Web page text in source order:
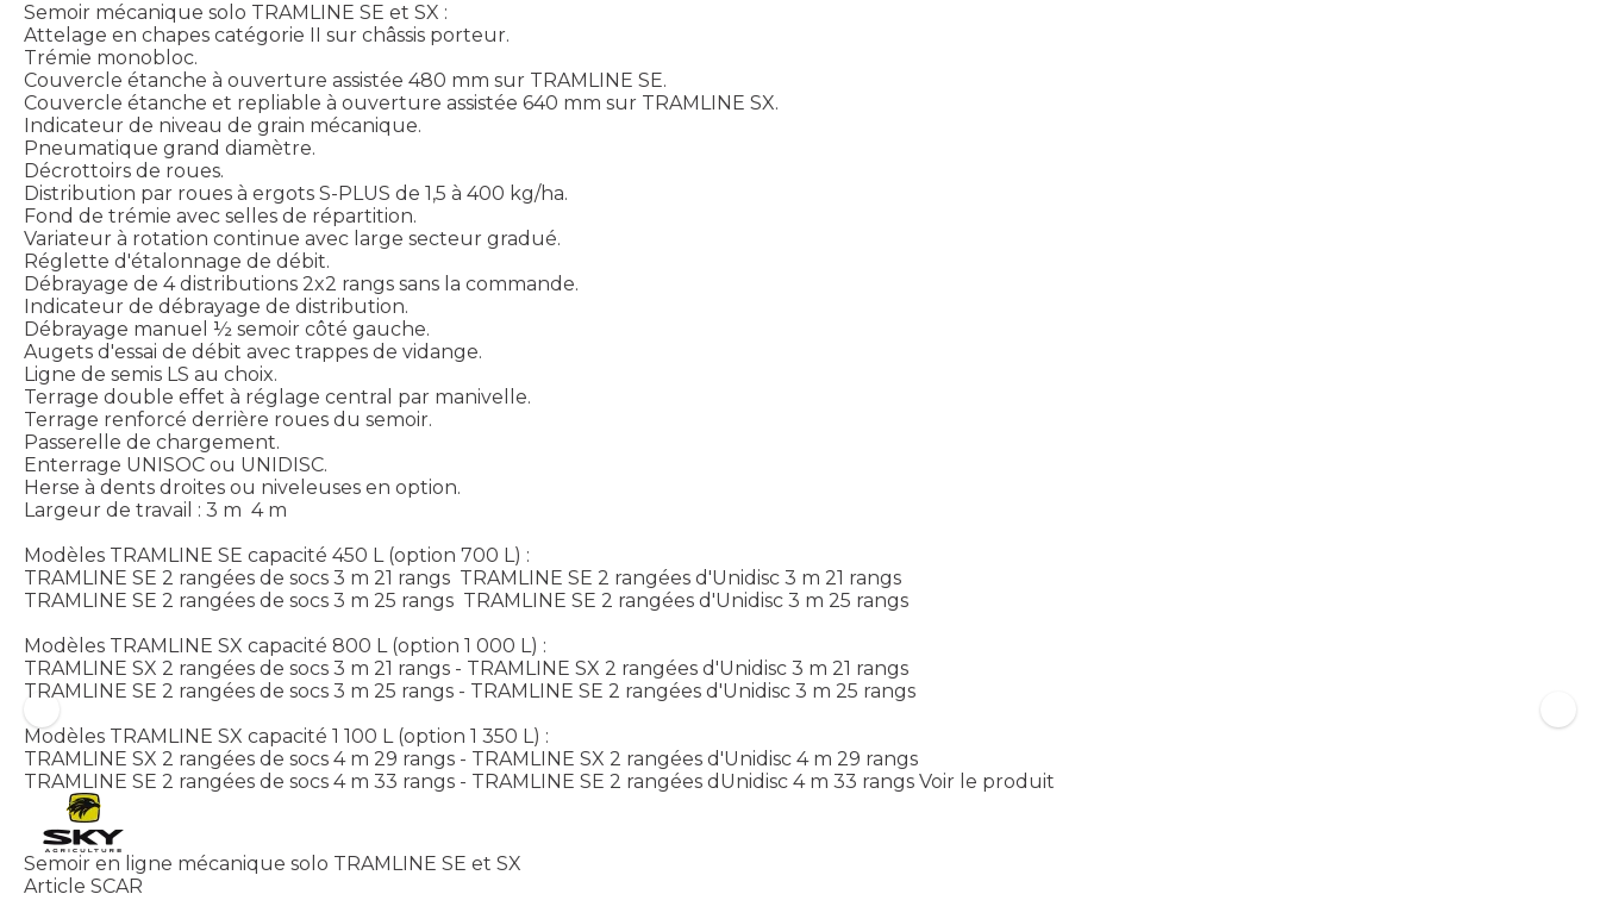
Semoir mécanique solo TRAMLINE SE et SX :
Attelage en chapes catégorie II sur châssis porteur.
Trémie monobloc.
Couvercle étanche à ouverture assistée 480 mm sur TRAMLINE SE.
Couvercle étanche et repliable à ouverture assistée 640 mm sur TRAMLINE SX.
Indicateur de niveau de grain mécanique.
Pneumatique grand diamètre.
Décrottoirs de roues.
Distribution par roues à ergots S-PLUS de 1,5 à 400 kg/ha.
Fond de trémie avec selles de répartition.
Variateur à rotation continue avec large secteur gradué.
Réglette d'étalonnage de débit.
Débrayage de 4 distributions 2x2 rangs sans la commande.
Indicateur de débrayage de distribution.
Débrayage manuel ½ semoir côté gauche.
Augets d'essai de débit avec trappes de vidange.
Ligne de semis LS au choix.
Terrage double effet à réglage central par manivelle.
Terrage renforcé derrière roues du semoir.
Passerelle de chargement.
Enterrage UNISOC ou UNIDISC.
Herse à dents droites ou niveleuses en option.
Largeur de travail : 3 m  4 m
Modèles TRAMLINE SE capacité 450 L (option 700 L) :
TRAMLINE SE 2 rangées de socs 3 m 21 rangs  TRAMLINE SE 2 rangées d'Unidisc 3 m 21 rangs
TRAMLINE SE 2 rangées de socs 3 m 25 rangs  TRAMLINE SE 2 rangées d'Unidisc 3 m 25 rangs
Modèles TRAMLINE SX capacité 800 L (option 1 000 L) :
TRAMLINE SX 2 rangées de socs 3 m 21 rangs - TRAMLINE SX 2 rangées d'Unidisc 3 m 21 rangs
TRAMLINE SE 2 rangées de socs 3 m 25 rangs - TRAMLINE SE 2 rangées d'Unidisc 3 m 25 rangs
Modèles TRAMLINE SX capacité 1 100 L (option 1 350 L) :
TRAMLINE SX 2 rangées de socs 4 m 29 rangs - TRAMLINE SX 2 rangées d'Unidisc 4 m 29 rangs
TRAMLINE SE 2 rangées de socs 4 m 33 rangs - TRAMLINE SE 2 rangées dUnidisc 4 m 33 rangs Voir le produit
Semoir en ligne mécanique solo TRAMLINE SE et SX
Article SCAR